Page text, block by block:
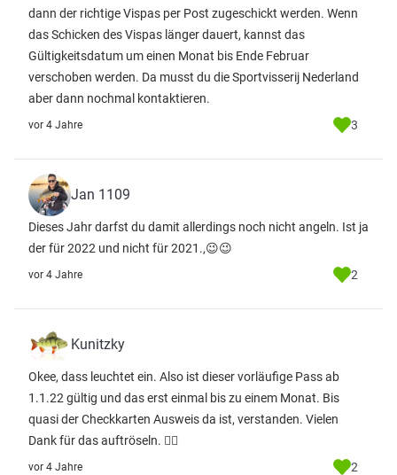
dann der richtige Vispas per Post zugeschickt werden. Wenn
das Schicken des Vispas länger dauert, kannst das
Gültigkeitsdatum um einen Monat bis Ende Februar
verschoben werden. Da musst du die Sportvisserij Nederland
aber dann nochmal kontaktieren.
vor 4 Jahre 3
Jan 1109
Dieses Jahr darfst du damit allerdings noch nicht angeln. Ist ja
der für 2022 und nicht für 2021.,😉😉
vor 4 Jahre 2
Kunitzky
Okee, dass leuchtet ein. Also ist dieser vorläufige Pass ab
1.1.22 gültig und das erst einmal bis zu einem Monat. Bis
quasi der Checkkarten Ausweis da ist, verstanden. Vielen
Dank für das auftröseln. ✌🏻
vor 4 Jahre 2